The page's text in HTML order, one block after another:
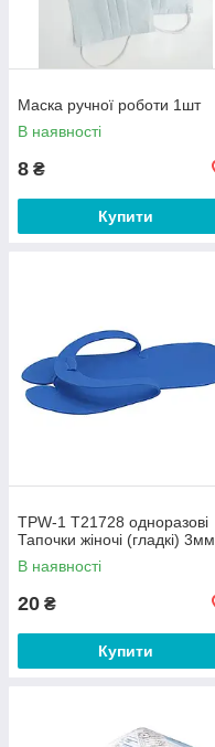
Маска ручної роботи 1шт
В наявності
8 ₴
Купити
TPW-1 Т21728 одноразові
Тапочки жіночі (гладкі) 3мм
В наявності
20 ₴
Купити